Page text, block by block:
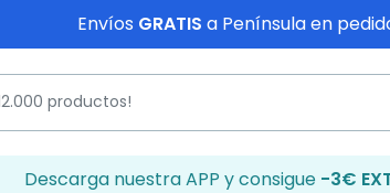
Envíos GRATIS a Península en
Descarga nuestra APP y consigue -3€